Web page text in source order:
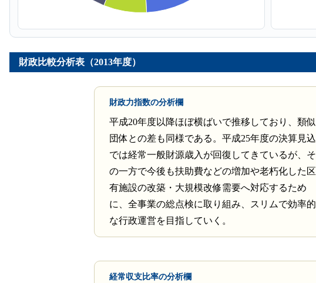
財政比較分析表（2013年度）
財政力指数の分析欄
平成20年度以降ほぼ横ばいで推移しており、類似
団体との差も同様である。平成25年度の決算見込
では経常一般財源歳入が回復してきているが、そ
の一方で今後も扶助費などの増加や老朽化した区
有施設の改築・大規模改修需要へ対応するため
に、全事業の総点検に取り組み、スリムで効率的
な行政運営を目指していく。
経常収支比率の分析欄